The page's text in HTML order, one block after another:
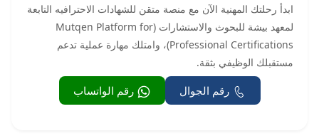
ابدأ رحلتك المهنية الآن مع منصة متقن للشهادات الاحترافيه التابعة
لمعهد بيشة للبحوث والاستشارات (Mutqen Platform for
Professional Certifications)، وامتلك مهارة عملية تدعم
مستقبلك الوظيفي بثقة.
رقم الجوال رقم الواتساب